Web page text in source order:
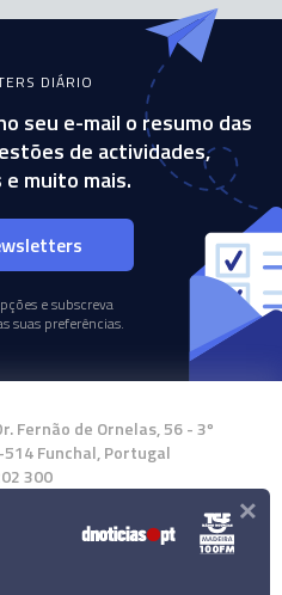
DIÁRIO
seu e-mail o resumo das
de actividades,
e muito mais.
e subscreva
suas preferências.
Fernão de Ornelas, 56 - 3º
Funchal, Portugal
300
nossa App ×